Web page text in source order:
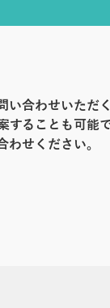
い合わせいただ
することも可能で
わせください。